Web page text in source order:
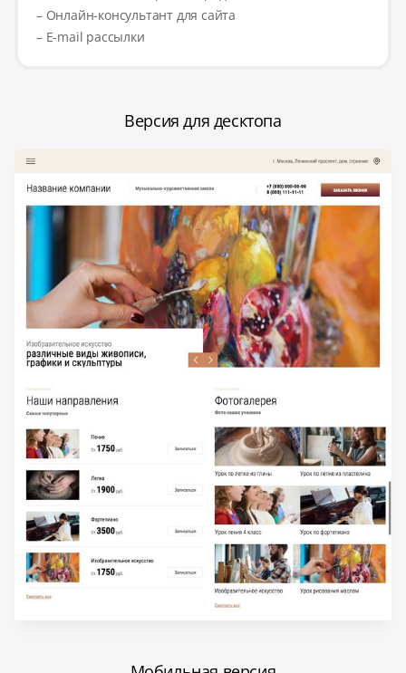
– Онлайн-консультант для сайта
– E-mail рассылки
Версия для десктопа